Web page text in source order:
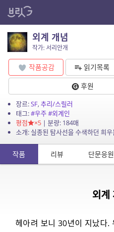
외계 개념
작가: 서리안개
작품공감 읽기목록
후원
장르:SF,추리/스릴러
태그:#우주#외계인
평점
×5| 분량: 184매
작품 리뷰 단문응원
외계
헤아려 보니 30년이 지났다.